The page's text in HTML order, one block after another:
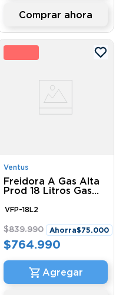
Comprar ahora
Ventus
Freidora A Gas Alta
Prod 18 Litros Gas
Ventus
VFP-18L2
$839.990 Ahorra$75.000
$764.990